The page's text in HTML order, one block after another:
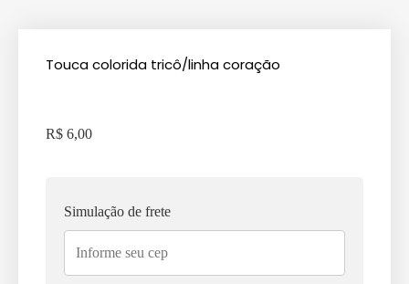
Touca colorida tricô/linha coração
R$ 6,00
Simulação de frete